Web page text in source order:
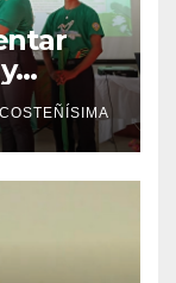
las